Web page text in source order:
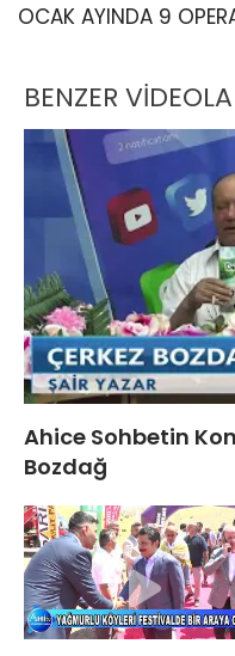
OCAK AYINDA 9
BENZER
Ahice Sohbetin
Bozdağ